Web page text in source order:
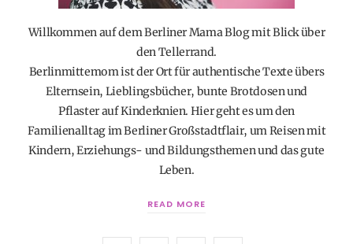
Willkommen auf dem Berliner Mama Blog mit Blick über
den Tellerrand.
Berlinmittemom ist der Ort für authentische Texte übers
Elternsein, Lieblingsbücher, bunte Brotdosen und
Pflaster auf Kinderknien. Hier geht es um den
Familienalltag im Berliner Großstadtflair, um Reisen mit
Kindern, Erziehungs- und Bildungsthemen und das gute
Leben.
READ MORE